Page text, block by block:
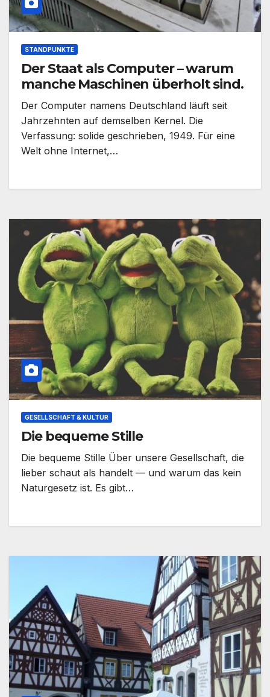
STANDPUNKTE
Der Staat als Computer – warum
manche Maschinen überholt sind.
Der Computer namens Deutschland läuft seit
Jahrzehnten auf demselben Kernel. Die
Verfassung: solide geschrieben, 1949. Für eine
Welt ohne Internet,…
GESELLSCHAFT & KULTUR
Die bequeme Stille
Die bequeme Stille Über unsere Gesellschaft, die
lieber schaut als handelt — und warum das kein
Naturgesetz ist. Es gibt…